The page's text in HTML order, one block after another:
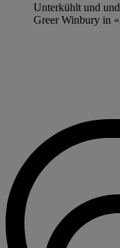
Unterkühlt und
Greer Winbury in